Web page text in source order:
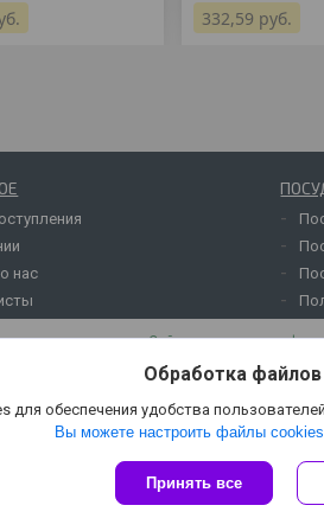
332,59 руб.
нас
Сайт создан на
Политика обработки
Обработка
обеспечения удобства
Вы можете настроить файлы
Принять все
ОАО "Белинвентарьторг" |
Select Language